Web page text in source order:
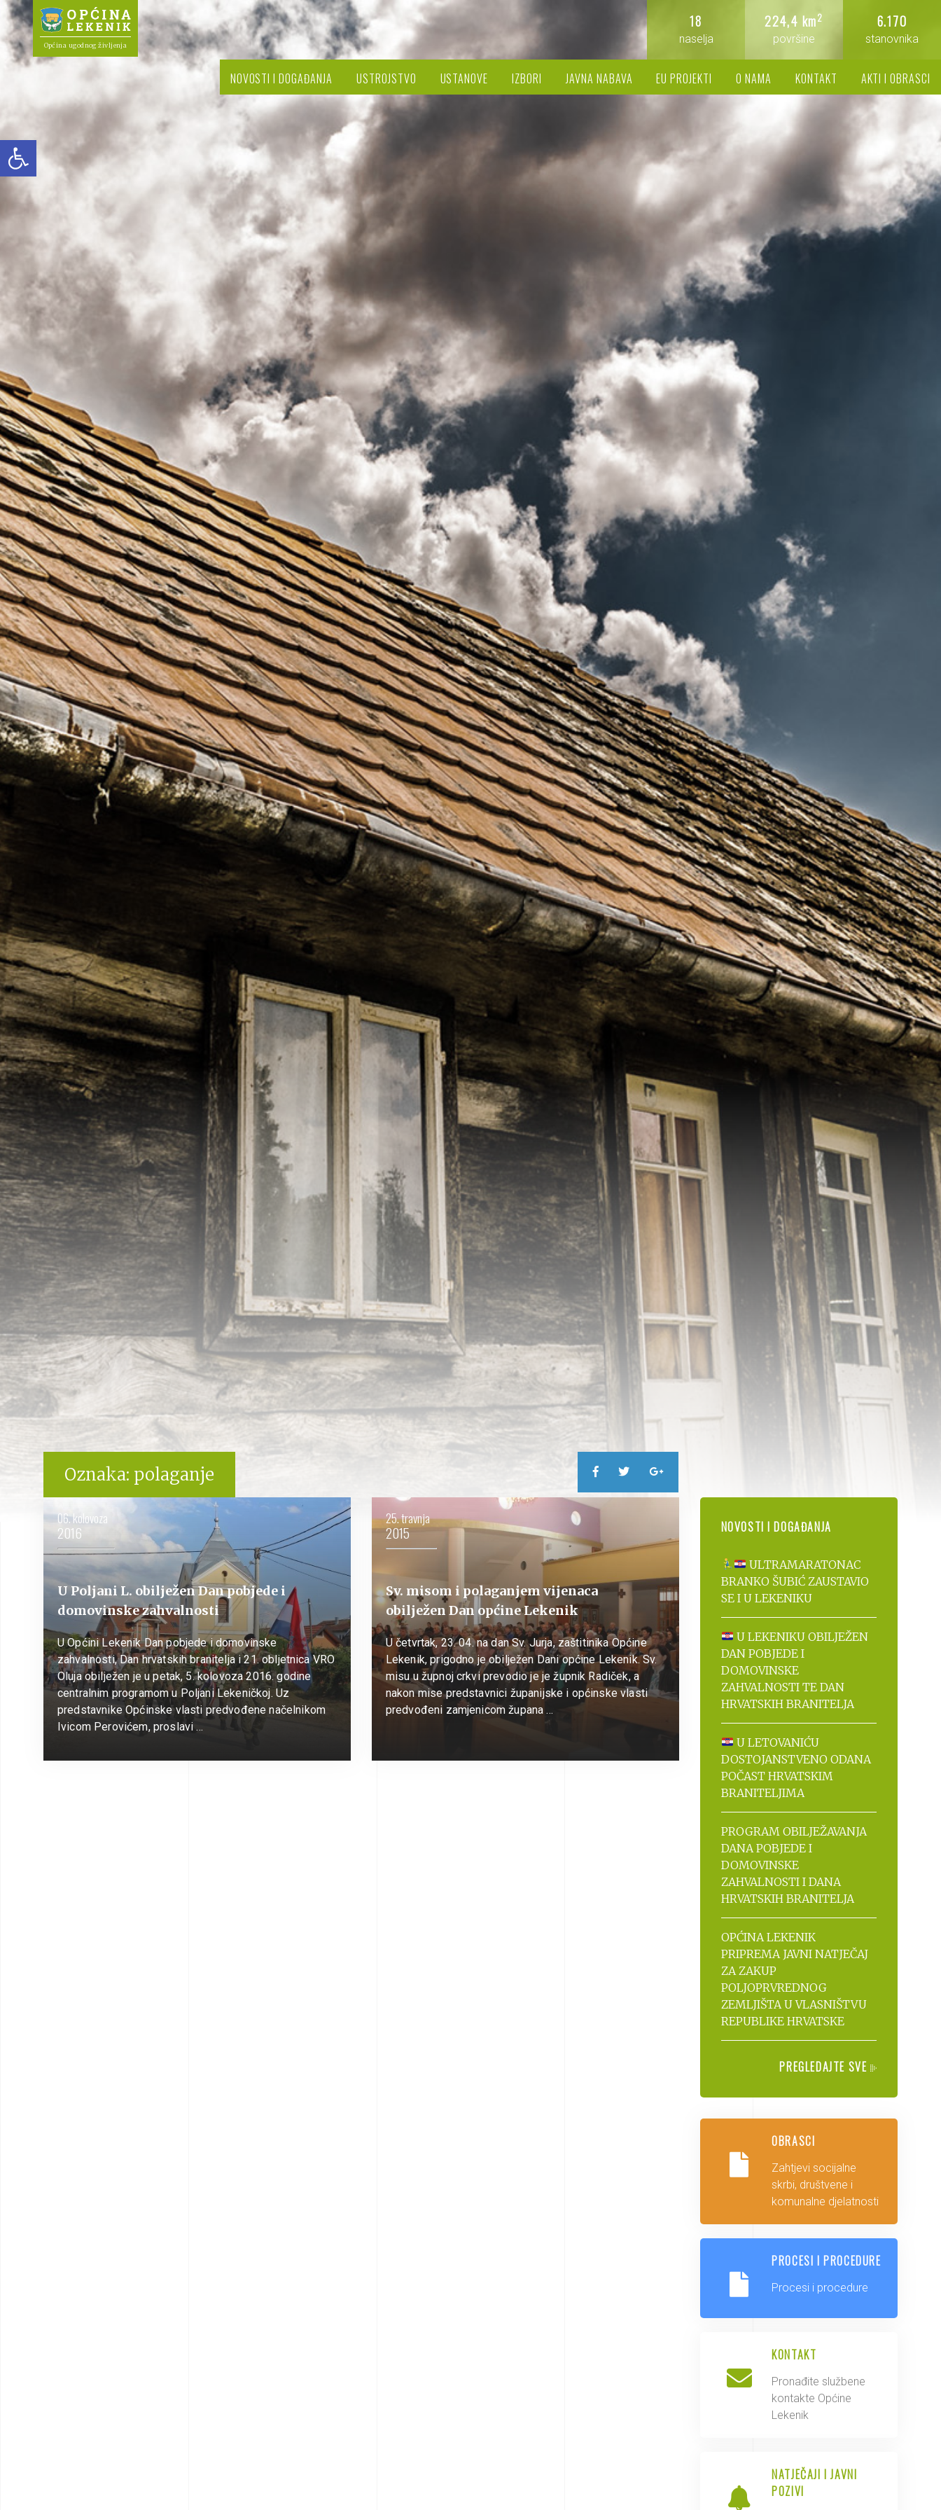
Open toolbar
Općina ugodnog življenja
6.170
stanovnika
224,4 km2
površine
18
naselja
NOVOSTI I DOGAĐANJA USTROJSTVO USTANOVE IZBORI JAVNA NABAVA EU PROJEKTI O NAMA KONTAKT AKTI I OBRASCI
Oznaka: polaganje
06. kolovoza
2016
U Poljani L. obilježen Dan pobjede i
domovinske zahvalnosti
U Općini Lekenik Dan pobjede i domovinske
zahvalnosti, Dan hrvatskih branitelja i 21. obljetnica VRO
Oluja obilježen je u petak, 5. kolovoza 2016. godine
centralnim programom u Poljani Lekeničkoj. Uz
predstavnike Općinske vlasti predvođene načelnikom
Ivicom Perovićem, proslavi …
25. travnja
2015
Sv. misom i polaganjem vijenaca
obilježen Dan općine Lekenik
U četvrtak, 23. 04. na dan Sv. Jurja, zaštitinika Općine
Lekenik, prigodno je obilježen Dani općine Lekenik. Sv.
misu u župnoj crkvi prevodio je je župnik Radiček, a
nakon mise predstavnici županijske i općinske vlasti
predvođeni zamjenicom župana …
NOVOSTI I DOGAĐANJA
ULTRAMARATONAC
BRANKO ŠUBIĆ ZAUSTAVIO
SE I U LEKENIKU
U LEKENIKU OBILJEŽEN
DAN POBJEDE I
DOMOVINSKE
ZAHVALNOSTI TE DAN
HRVATSKIH BRANITELJA
U LETOVANIĆU
DOSTOJANSTVENO ODANA
POČAST HRVATSKIM
BRANITELJIMA
PROGRAM OBILJEŽAVANJA
DANA POBJEDE I
DOMOVINSKE
ZAHVALNOSTI I DANA
HRVATSKIH BRANITELJA
OPĆINA LEKENIK
PRIPREMA JAVNI NATJEČAJ
ZA ZAKUP
POLJOPRVREDNOG
ZEMLJIŠTA U VLASNIŠTVU
REPUBLIKE HRVATSKE
PREGLEDAJTE SVE
OBRASCI
Zahtjevi socijalne
skrbi, društvene i
komunalne djelatnosti
PROCESI I PROCEDURE
Procesi i procedure
KONTAKT
Pronađite službene
kontakte Općine
Lekenik
NATJEČAJI I JAVNI
POZIVI